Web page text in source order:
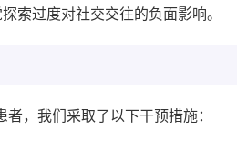
索过度对社交交往的负面影响。
，我们采取了以下干预措施：